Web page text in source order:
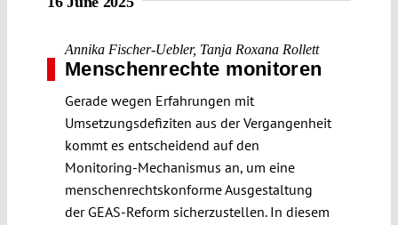
Annika Fischer-Uebler, Tanja Roxana Rollett
Menschenrechte monitoren
Gerade wegen Erfahrungen mit
Umsetzungsdefiziten aus der Vergangenheit
kommt es entscheidend auf den
Monitoring-Mechanismus an, um eine
menschenrechtskonforme Ausgestaltung
der GEAS-Reform sicherzustellen. In diesem